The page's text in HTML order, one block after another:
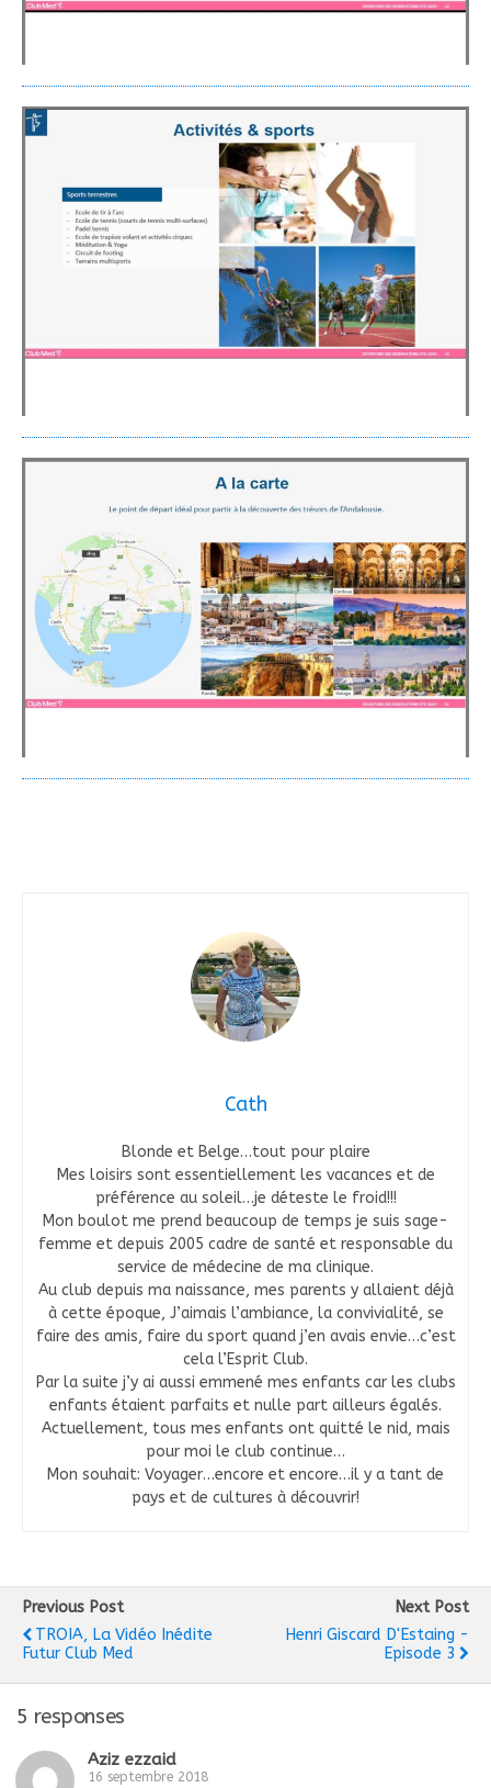
Cath
Blonde et Belge…tout pour plaire
Mes loisirs sont essentiellement les vacances et de
préférence au soleil…je déteste le froid!!!
Mon boulot me prend beaucoup de temps je suis sage-
femme et depuis 2005 cadre de santé et responsable du
service de médecine de ma clinique.
Au club depuis ma naissance, mes parents y allaient déjà
à cette époque, J’aimais l’ambiance, la convivialité, se
faire des amis, faire du sport quand j’en avais envie…c’est
cela l’Esprit Club.
Par la suite j’y ai aussi emmené mes enfants car les clubs
enfants étaient parfaits et nulle part ailleurs égalés.
Actuellement, tous mes enfants ont quitté le nid, mais
pour moi le club continue…
Mon souhait: Voyager…encore et encore…il y a tant de
pays et de cultures à découvrir!
Previous Post
TROIA, La Vidéo Inédite
Futur Club Med
Next Post
Henri Giscard D'Estaing -
Episode 3
5 responses
Aziz ezzaid
16 septembre 2018